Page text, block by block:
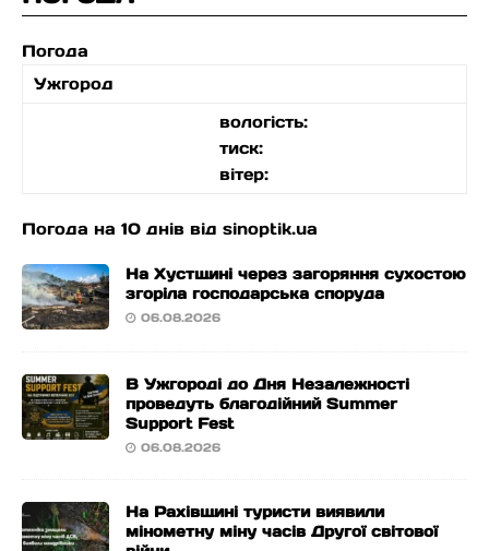
Погода
Ужгород
вологість:
тиск:
вітер:
Погода на 10 днів від sinoptik.ua
На Хустщині через загоряння сухостою
згоріла господарська споруда
06.08.2026
В Ужгороді до Дня Незалежності
проведуть благодійний Summer
Support Fest
06.08.2026
На Рахівщині туристи виявили
мінометну міну часів Другої світової